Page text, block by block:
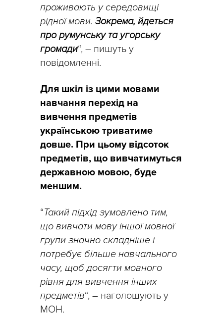
проживають у середовищі
рідної мови. Зокрема, йдеться
про румунську та угорську
громади“, – пишуть у
повідомленні.
Для шкіл із цими мовами
навчання перехід на
вивчення предметів
українською триватиме
довше. При цьому відсоток
предметів, що вивчатимуться
державною мовою, буде
меншим.
“Такий підхід зумовлено тим,
що вивчати мову іншої мовної
групи значно складніше і
потребує більше навчального
часу, щоб досягти мовного
рівня для вивчення інших
предметів“, – наголошують у
МОН.